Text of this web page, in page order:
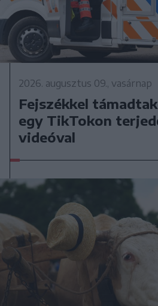
2026. augusztus 09., vasárnap
Fejszékkel
egy TikTokon
videóval